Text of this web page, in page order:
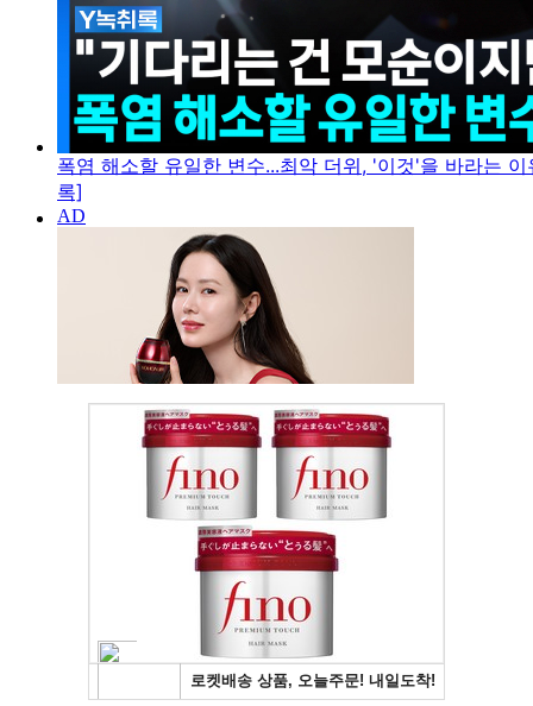
폭염 해소할 유일한 변수...최악 더위, '이것'을 바라는
록]